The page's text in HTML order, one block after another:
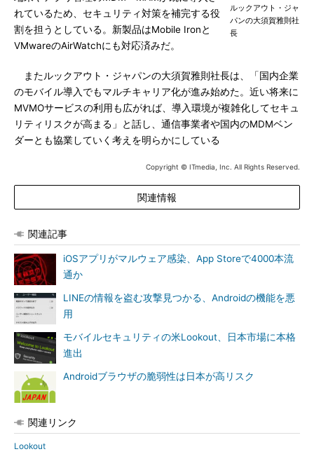
ルックアウト・ジャ
パンの大須賀雅則社
長
れているため、セキュリティ対策を補完する役
割を担うとしている。新製品はMobile Ironと
VMwareのAirWatchにも対応済みだ。
またルックアウト・ジャパンの大須賀雅則社長は、「国内企業
のモバイル導入でもマルチキャリア化が進み始めた。近い将来に
MVMOサービスの利用も広がれば、導入環境が複雑化してセキュ
リティリスクが高まる」と話し、通信事業者や国内のMDMベン
ダーとも協業していく考えを明らかにしている
Copyright © ITmedia, Inc. All Rights Reserved.
関連情報
関連記事
iOSアプリがマルウェア感染、App Storeで4000本流
通か
LINEの情報を盗む攻撃見つかる、Androidの機能を悪
用
モバイルセキュリティの米Lookout、日本市場に本格
進出
Androidブラウザの脆弱性は日本が高リスク
関連リンク
Lookout